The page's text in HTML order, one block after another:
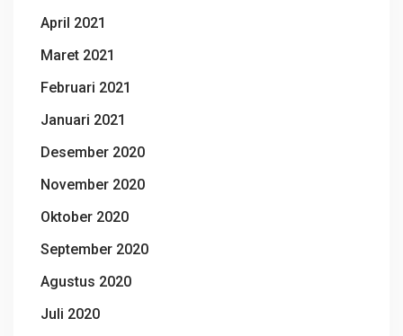
April 2021
Maret 2021
Februari 2021
Januari 2021
Desember 2020
November 2020
Oktober 2020
September 2020
Agustus 2020
Juli 2020